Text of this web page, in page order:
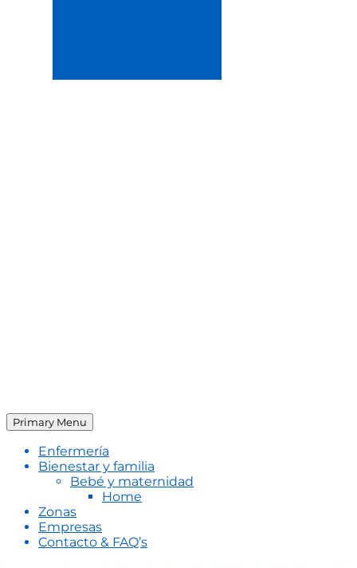
Primary Menu
Enfermería
Bienestar y familia
Bebé y maternidad
Home
Zonas
Empresas
Contacto & FAQ’s